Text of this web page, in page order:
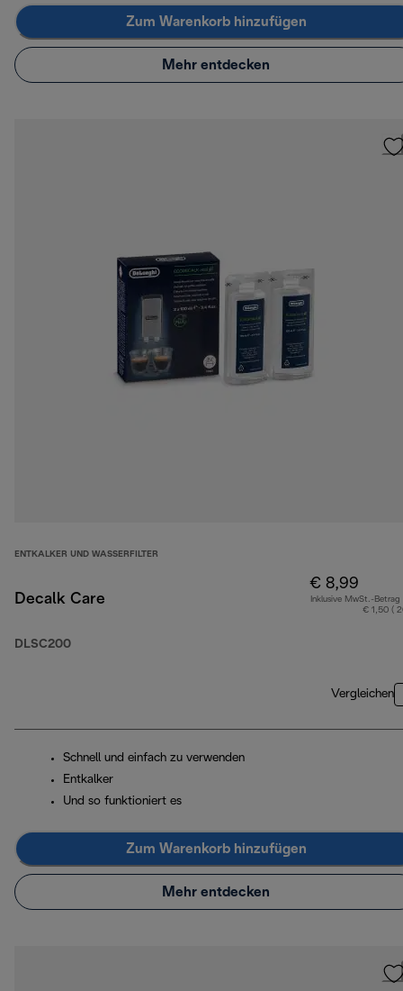
Zum Warenkorb hinzufügen
Mehr entdecken
ENTKALKER UND WASSERFILTER
Decalk Care
DLSC200
€ 8,99
Inklusive MwSt.-Betrag
€ 1,50 (
Vergleichen
Schnell und einfach zu verwenden
Entkalker
Und so funktioniert es
Zum Warenkorb hinzufügen
Mehr entdecken